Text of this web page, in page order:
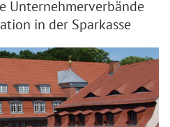
Unternehmerverbände
in der Sparkasse